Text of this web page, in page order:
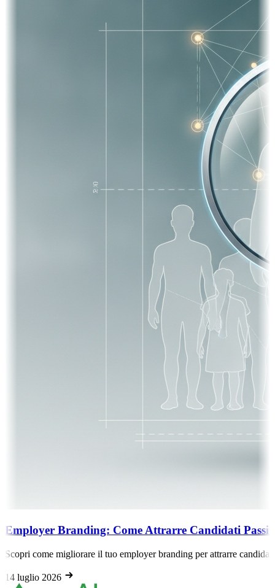
Come Attrarre Candidati Passivi e Profili
il tuo employer branding per attrarre candidati passivi e profili